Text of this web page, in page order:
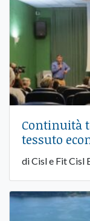
Continuità
tessuto
di Cisl e Fit Cisl